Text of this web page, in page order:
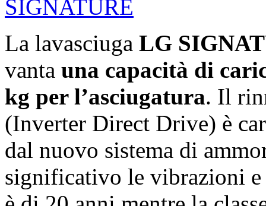
La lavasciuga LG
vanta una capacità di
kg per l’asciugatura. Il
(Inverter Direct Drive) è
dal nuovo sistema di
significativo le vibrazioni